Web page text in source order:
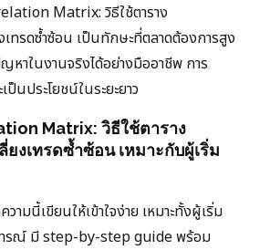
Matrix: วิธีใช้ตาราง
ทรดซ้ำซ้อน เป็นทักษะที่ตลาดต้องการสูง
าในงานจริงได้อย่างมืออาชีพ การ
นประโยชน์ในระยะยาว
Matrix: วิธีใช้ตาราง
งเทรดซ้ำซ้อน เหมาะกับผู้เริ่ม
มนี้เขียนให้เข้าใจง่าย เหมาะทั้งผู้เริ่ม
รณ์ มี step-by-step guide พร้อม